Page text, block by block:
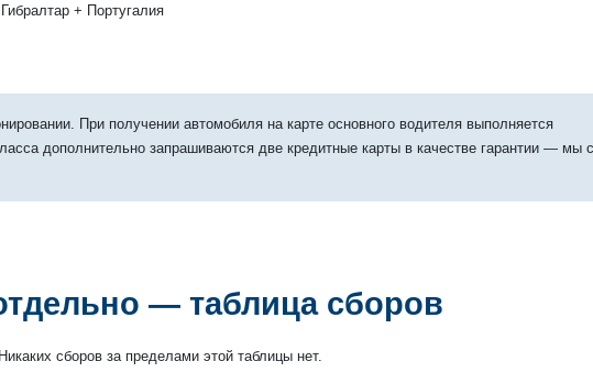
+ Португалия
При получении автомобиля на карте основного водителя выполняется
дополнительно запрашиваются две кредитные карты в качестве гарантии — мы
— таблица сборов
сборов за пределами этой таблицы нет.